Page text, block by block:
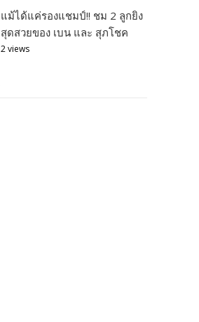
แม้ได้แค่รองแชมป์!! ชม 2 ลูกยิง
สุดสวยของ เบน และ สุภโชค
2 views